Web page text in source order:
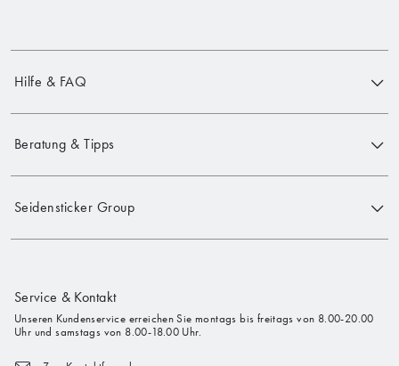
Hilfe & FAQ
Beratung & Tipps
Seidensticker Group
Service & Kontakt
Unseren Kundenservice erreichen Sie montags bis freitags von 8.00-20.00
Uhr und samstags von 8.00-18.00 Uhr.